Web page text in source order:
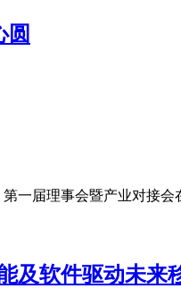
圆
一届理事会暨产业对接
及软件驱动未来